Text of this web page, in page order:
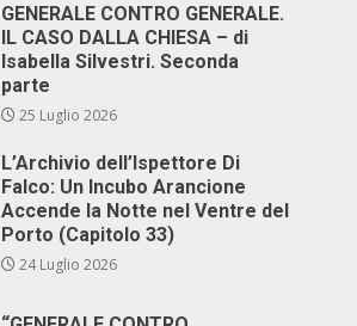
GENERALE CONTRO GENERALE.
IL CASO DALLA CHIESA – di
Isabella Silvestri. Seconda
parte
25 Luglio 2026
L’Archivio dell’Ispettore Di
Falco: Un Incubo Arancione
Accende la Notte nel Ventre del
Porto (Capitolo 33)
24 Luglio 2026